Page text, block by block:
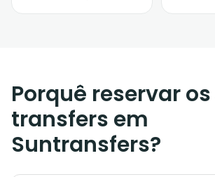
Porquê reservar
transfers em
Suntransfers?